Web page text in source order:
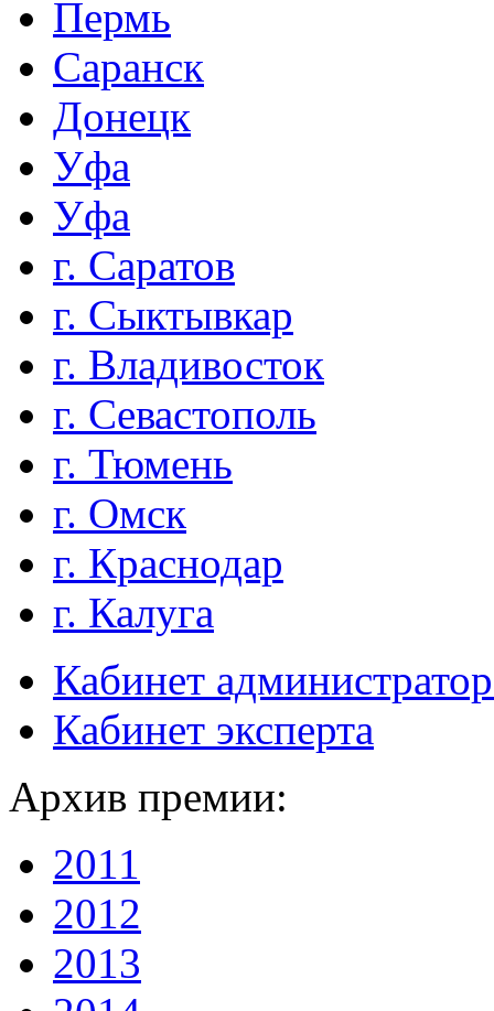
Пермь
Саранск
Донецк
Уфа
Уфа
г. Саратов
г. Сыктывкар
г. Владивосток
г. Севастополь
г. Тюмень
г. Омск
г. Краснодар
г. Калуга
Кабинет
Кабинет эксперта
Архив премии:
2011
2012
2013